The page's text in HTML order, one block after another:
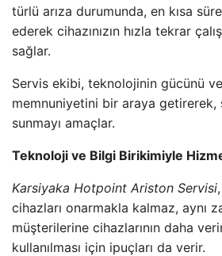
türlü arıza durumunda, en kısa
ederek cihazınızın hızla tekrar
sağlar.
Servis ekibi, teknolojinin gücünü
memnuniyetini bir araya
sunmayı amaçlar.
Teknoloji ve Bilgi Birikimiyle
Karsiyaka Hotpoint Ariston Servisi
cihazları onarmakla kalmaz, aynı
müşterilerine cihazlarının daha
kullanılması için ipuçları da verir.